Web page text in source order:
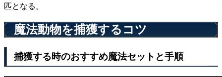
匹となる。
魔法動物を捕獲するコツ
捕獲する時のおすすめ魔法セットと手順